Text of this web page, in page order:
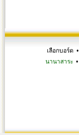
เลือกบอร์ด •
นานาสาระ•